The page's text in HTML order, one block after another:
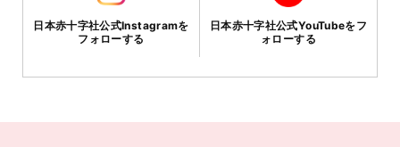
日本赤十字社公式Instagramを
フォローする
日本赤十字社公式YouTubeをフ
ォローする